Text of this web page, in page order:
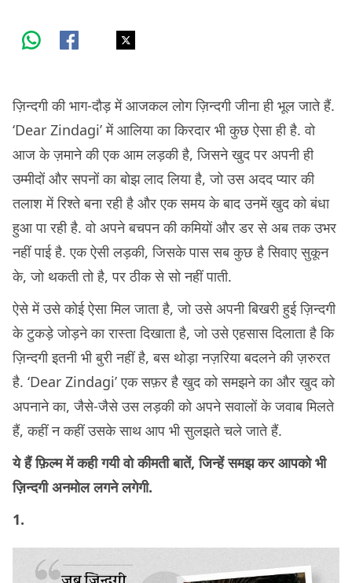
ज़िन्दगी की भाग-दौड़ में आजकल लोग ज़िन्दगी जीना ही भूल जाते हैं.
‘Dear Zindagi’ में आलिया का किरदार भी कुछ ऐसा ही है. वो
आज के ज़माने की एक आम लड़की है, जिसने खुद पर अपनी ही
उम्मीदों और सपनों का बोझ लाद लिया है, जो उस अदद प्यार की
तलाश में रिश्ते बना रही है और एक समय के बाद उनमें खुद को बंधा
हुआ पा रही है. वो अपने बचपन की कमियों और डर से अब तक उभर
नहीं पाई है. एक ऐसी लड़की, जिसके पास सब कुछ है सिवाए सुकून
के, जो थकती तो है, पर ठीक से सो नहीं पाती.
ऐसे में उसे कोई ऐसा मिल जाता है, जो उसे अपनी बिखरी हुई ज़िन्दगी
के टुकड़े जोड़ने का रास्ता दिखाता है, जो उसे एहसास दिलाता है कि
ज़िन्दगी इतनी भी बुरी नहीं है, बस थोड़ा नज़रिया बदलने की ज़रुरत
है. ‘Dear Zindagi’ एक सफ़र है खुद को समझने का और खुद को
अपनाने का, जैसे-जैसे उस लड़की को अपने सवालों के जवाब मिलते
हैं, कहीं न कहीं उसके साथ आप भी सुलझते चले जाते हैं.
ये हैं फ़िल्म में कही गयी वो कीमती बातें, जिन्हें समझ कर आपको भी
ज़िन्दगी अनमोल लगने लगेगी.
1.